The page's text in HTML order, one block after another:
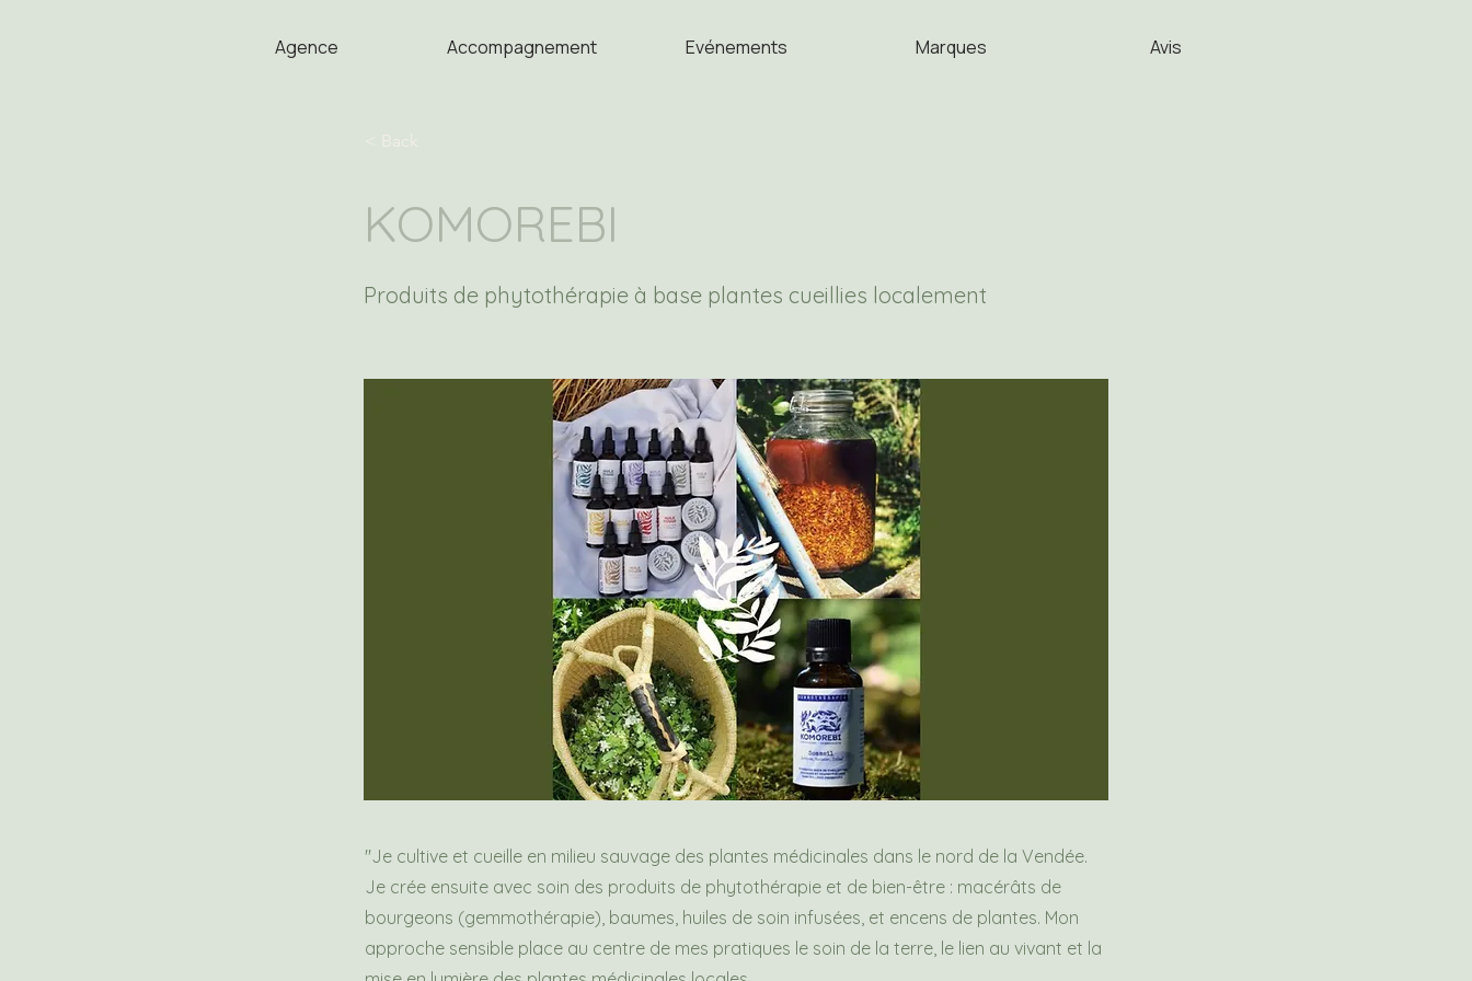
Agence Accompagnement Evénements Marques Avis
< Back
KOMOREBI
Produits de phytothérapie à base plantes cueillies localement
"Je cultive et cueille en milieu sauvage des plantes médicinales dans le nord de la Vendée.
Je crée ensuite avec soin des produits de phytothérapie et de bien-être : macérâts de
bourgeons (gemmothérapie), baumes, huiles de soin infusées, et encens de plantes. Mon
approche sensible place au centre de mes pratiques le soin de la terre, le lien au vivant et la